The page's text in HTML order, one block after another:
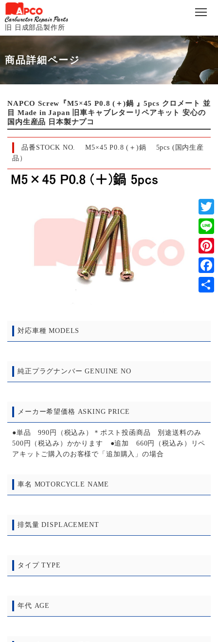
旧 日成部品製作所
商品詳細ページ
NAPCO Screw『M5×45 P0.8 (＋)鍋 』5pcs クロメート 並
目 Made in Japan 旧車キャブレターリペアキット 安心の
国内生産品 日本製ナプコ
品番STOCK NO.
M5×45 P0.8 (＋)鍋 5pcs (国内生産
品）
対応車種 MODELS
純正プラグナンバー GENUINE NO
メーカー希望価格 ASKING PRICE
●単品 990円（税込み）＊ポスト投函商品 別途送料のみ
500円（税込み）かかります ●追加 660円（税込み）リペ
アキットご購入のお客様で「追加購入」の場合
車名 MOTORCYCLE NAME
排気量 DISPLACEMENT
タイプ TYPE
年代 AGE
Line